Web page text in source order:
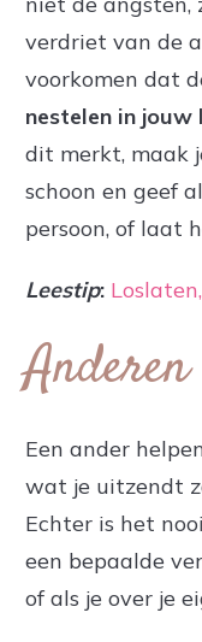
verdriet van de
voorkomen dat
nestelen in jouw
dit merkt, maak
schoon en geef
persoon, of laat
Leestip:
Anderen
Een ander
wat je uitzendt
Echter is het
een bepaalde
of als je over je